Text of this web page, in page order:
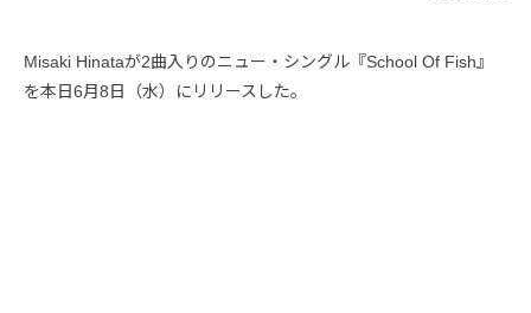
Misaki Hinataが2曲入りのニュー・シングル『School Of Fish』
を本日6月8日（水）にリリースした。